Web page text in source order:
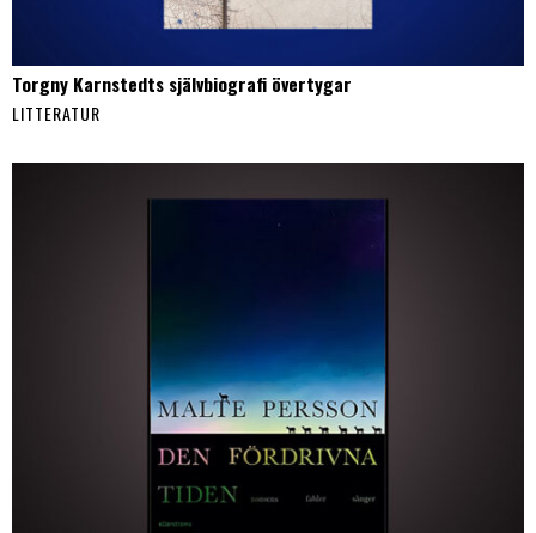
Torgny Karnstedts självbiografi övertygar
LITTERATUR